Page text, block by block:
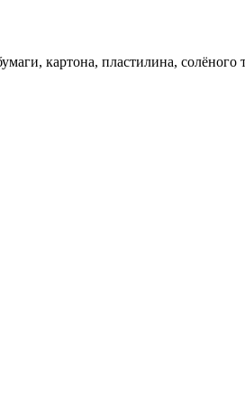
картона, пластилина,